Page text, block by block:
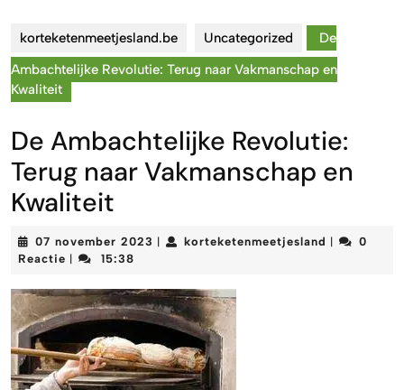
korteketenmeetjesland.be Uncategorized
De
Ambachtelijke Revolutie: Terug naar Vakmanschap en
Kwaliteit
De Ambachtelijke Revolutie:
Terug naar Vakmanschap en
Kwaliteit
07 november 2023 07
korteketenmeetjesland
0
Reactie
15:38